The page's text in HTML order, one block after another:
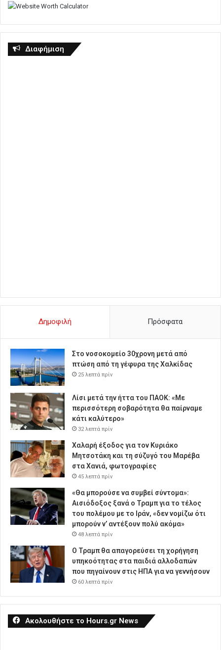
Διαφήμιση
Δημοφιλή Πρόσφατα
Στο νοσοκομείο 30χρονη μετά από
πτώση από τη γέφυρα της Χαλκίδας
25 λεπτά πρίν
Λίσι μετά την ήττα του ΠΑΟΚ: «Με
περισσότερη σοβαρότητα θα παίρναμε
κάτι καλύτερο»
32 λεπτά πρίν
Χαλαρή έξοδος για τον Κυριάκο
Μητσοτάκη και τη σύζυγό του Μαρέβα
στα Χανιά, φωτογραφίες
45 λεπτά πρίν
«Θα μπορούσε να συμβεί σύντομα»:
Αισιόδοξος ξανά ο Τραμπ για το τέλος
του πολέμου με το Ιράν, «δεν νομίζω ότι
μπορούν ν’ αντέξουν πολύ ακόμα»
48 λεπτά πρίν
Ο Τραμπ θα απαγορεύσει τη χορήγηση
υπηκοότητας στα παιδιά αλλοδαπών
που πηγαίνουν στις ΗΠΑ για να γεννήσουν
60 λεπτά πρίν
Ακολουθήστε το Hours.gr News